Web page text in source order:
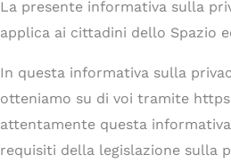
La presente informativa sulla
applica ai cittadini dello Spazio
In questa informativa sulla
otteniamo su di voi tramite
attentamente questa
requisiti della legislazione sulla